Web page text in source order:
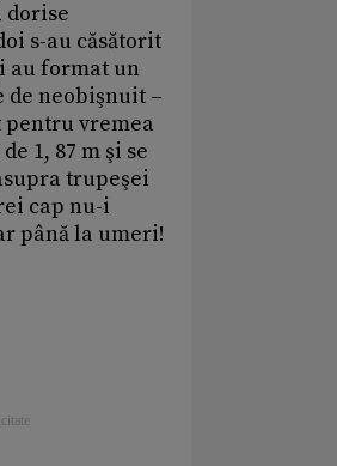
dorise
s-au căsătorit
au format un
de neobişnuit –
pentru vremea
1, 87 m şi se
trupeşei
cap nu-i
până la umeri!